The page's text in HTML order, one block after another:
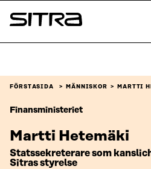
Skip to
content
Sitra
FÖRSTASIDA MÄNNISKOR MARTTI
Finansministeriet
Martti Hetemäki
Statssekreterare som
Sitras styrelse